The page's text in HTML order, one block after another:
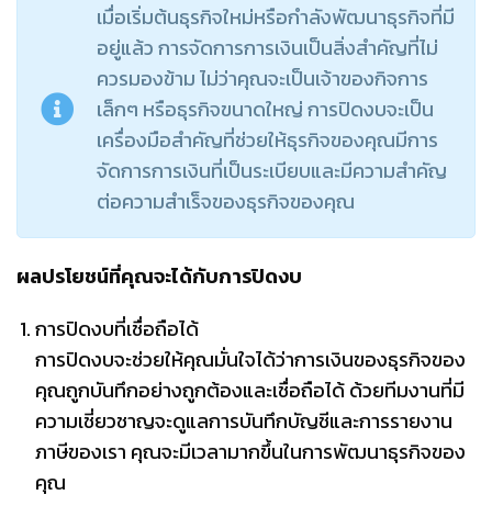
เมื่อเริ่มต้นธุรกิจใหม่หรือกำลังพัฒนาธุรกิจที่มี
อยู่แล้ว การจัดการการเงินเป็นสิ่งสำคัญที่ไม่
ควรมองข้าม ไม่ว่าคุณจะเป็นเจ้าของกิจการ
เล็กๆ หรือธุรกิจขนาดใหญ่ การปิดงบจะเป็น
เครื่องมือสำคัญที่ช่วยให้ธุรกิจของคุณมีการ
จัดการการเงินที่เป็นระเบียบและมีความสำคัญ
ต่อความสำเร็จของธุรกิจของคุณ
ผลปรโยชน์ที่คุณจะได้กับการปิดงบ
การปิดงบที่เชื่อถือได้
การปิดงบจะช่วยให้คุณมั่นใจได้ว่าการเงินของธุรกิจของ
คุณถูกบันทึกอย่างถูกต้องและเชื่อถือได้ ด้วยทีมงานที่มี
ความเชี่ยวชาญจะดูแลการบันทึกบัญชีและการรายงาน
ภาษีของเรา คุณจะมีเวลามากขึ้นในการพัฒนาธุรกิจของ
คุณ